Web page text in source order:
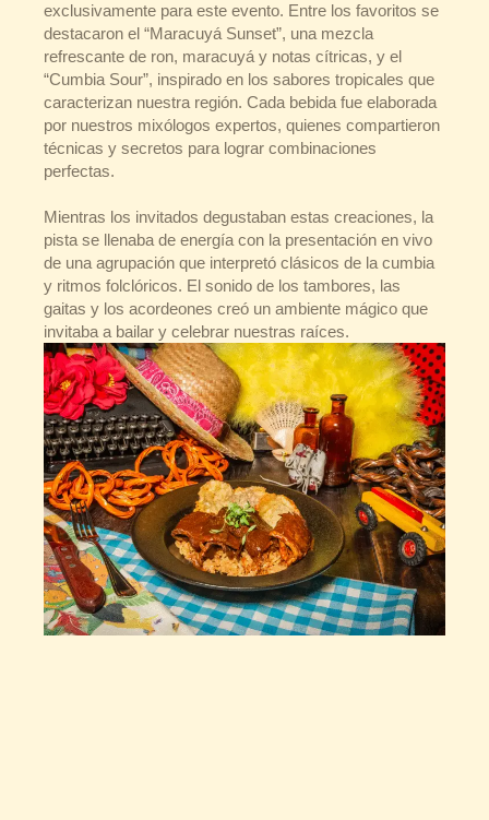
exclusivamente para este evento. Entre los favoritos se
destacaron el “Maracuyá Sunset”, una mezcla
refrescante de ron, maracuyá y notas cítricas, y el
“Cumbia Sour”, inspirado en los sabores tropicales que
caracterizan nuestra región. Cada bebida fue elaborada
por nuestros mixólogos expertos, quienes compartieron
técnicas y secretos para lograr combinaciones
perfectas.
Mientras los invitados degustaban estas creaciones, la
pista se llenaba de energía con la presentación en vivo
de una agrupación que interpretó clásicos de la cumbia
y ritmos folclóricos. El sonido de los tambores, las
gaitas y los acordeones creó un ambiente mágico que
invitaba a bailar y celebrar nuestras raíces.